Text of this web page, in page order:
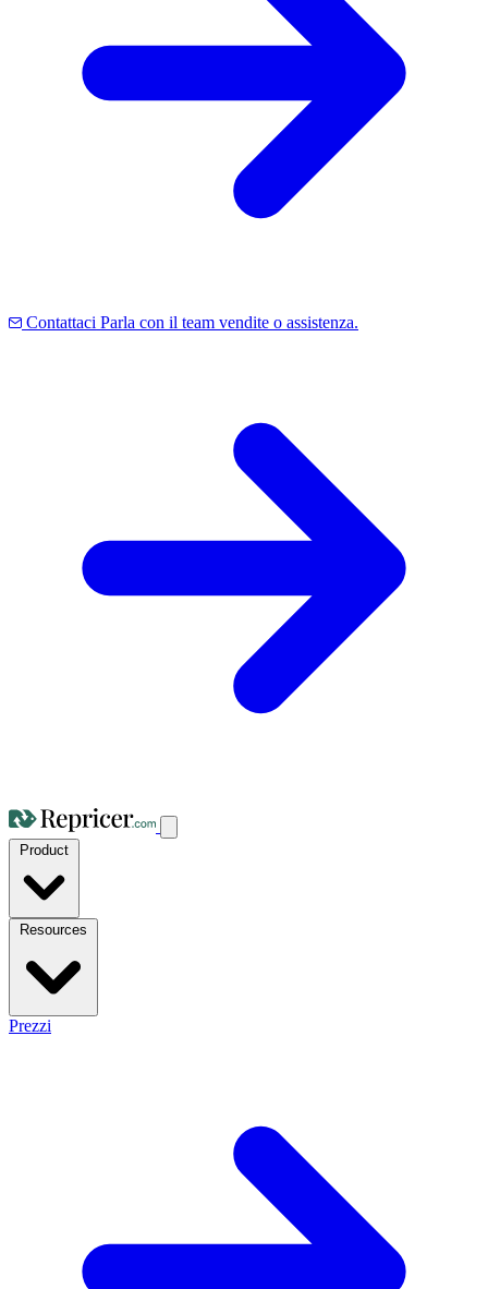
Contattaci Parla con il team vendite o assistenza.
Prezzi